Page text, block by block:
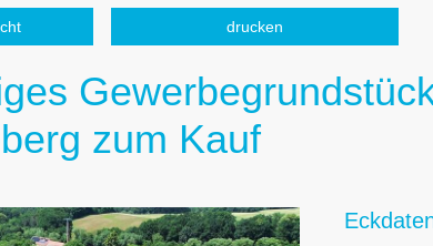
drucken
zum Kauf